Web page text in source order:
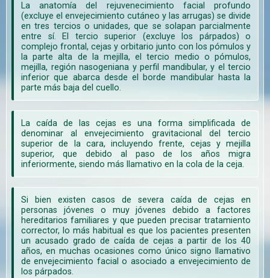
La anatomía del rejuvenecimiento facial profundo
(excluye el envejecimiento cutáneo y las arrugas) se divide
en tres tercios o unidades, que se solapan parcialmente
entre sí. El tercio superior (excluye los párpados) o
complejo frontal, cejas y orbitario junto con los pómulos y
la parte alta de la mejilla, el tercio medio o pómulos,
mejilla, región nasogeniana y perfil mandibular, y el tercio
inferior que abarca desde el borde mandibular hasta la
parte más baja del cuello.
La caída de las cejas es una forma simplificada de
denominar al envejecimiento gravitacional del tercio
superior de la cara, incluyendo frente, cejas y mejilla
superior, que debido al paso de los años migra
inferiormente, siendo más llamativo en la cola de la ceja.
Si bien existen casos de severa caída de cejas en
personas jóvenes o muy jóvenes debido a factores
hereditarios familiares y que pueden precisar tratamiento
corrector, lo más habitual es que los pacientes presenten
un acusado grado de caída de cejas a partir de los 40
años, en muchas ocasiones como único signo llamativo
de envejecimiento facial o asociado a envejecimiento de
los párpados.